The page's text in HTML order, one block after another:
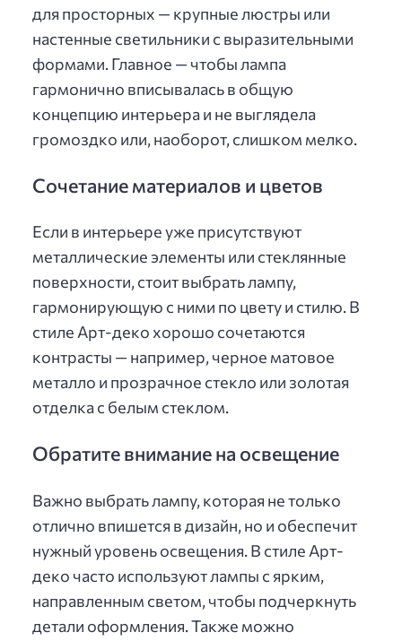
для просторных — крупные люстры или
настенные светильники с выразительными
формами. Главное — чтобы лампа
гармонично вписывалась в общую
концепцию интерьера и не выглядела
громоздко или, наоборот, слишком мелко.
Сочетание материалов и цветов
Если в интерьере уже присутствуют
металлические элементы или стеклянные
поверхности, стоит выбрать лампу,
гармонирующую с ними по цвету и стилю. В
стиле Арт-деко хорошо сочетаются
контрасты — например, черное матовое
металло и прозрачное стекло или золотая
отделка с белым стеклом.
Обратите внимание на освещение
Важно выбрать лампу, которая не только
отлично впишется в дизайн, но и обеспечит
нужный уровень освещения. В стиле Арт-
деко часто используют лампы с ярким,
направленным светом, чтобы подчеркнуть
детали оформления. Также можно